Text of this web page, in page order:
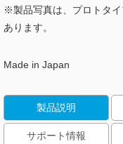
※製品写真は、プロトタ
あります。
Made in Japan
製品説明
サポート情報